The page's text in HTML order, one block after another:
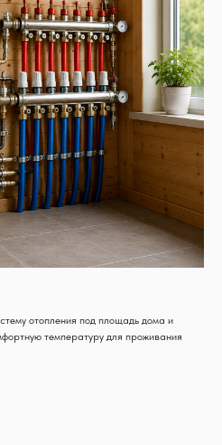
отопления под площадь дома и
температуру для проживания